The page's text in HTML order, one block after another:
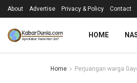
About Advertise Privacy & Policy Contact
HOME
Home Perjuangan warga